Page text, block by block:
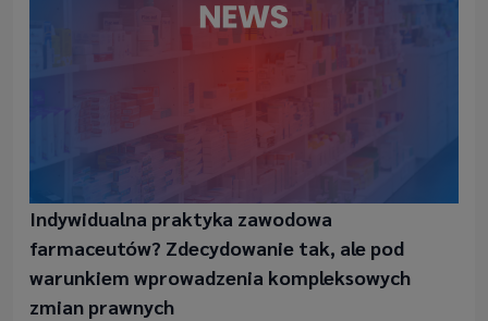
Indywidualna praktyka zawodowa
farmaceutów? Zdecydowanie tak, ale pod
warunkiem wprowadzenia kompleksowych
zmian prawnych